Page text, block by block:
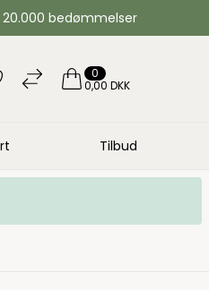
bedømmelser
0
0,00 DKK
Tilbud